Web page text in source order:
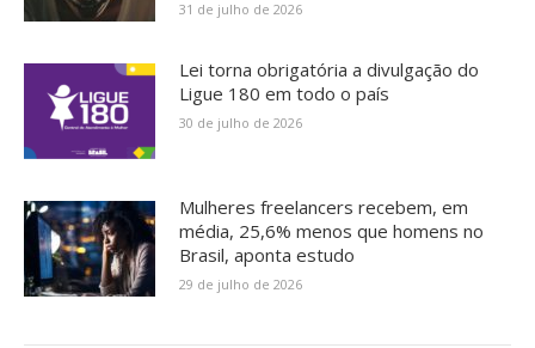
31 de julho de 2026
Lei torna obrigatória a divulgação do
Ligue 180 em todo o país
30 de julho de 2026
Mulheres freelancers recebem, em
média, 25,6% menos que homens no
Brasil, aponta estudo
29 de julho de 2026